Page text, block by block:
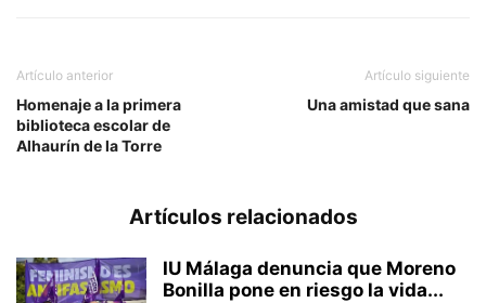
Artículo anterior
Homenaje a la primera
biblioteca escolar de
Alhaurín de la Torre
Artículo siguiente
Una amistad que sana
Artículos relacionados
IU Málaga denuncia que Moreno
Bonilla pone en riesgo la vida...